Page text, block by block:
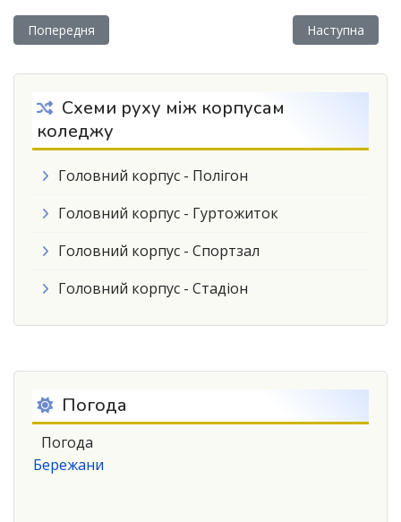
Попередня стаття: Фінансова та бюджетна звітність за 2023
Попередня Наступна
Наступна
Схеми руху між корпусам
коледжу
Головний корпус - Полігон
Головний корпус - Гуртожиток
Головний корпус - Спортзал
Головний корпус - Стадіон
Погода
Погода
Бережани